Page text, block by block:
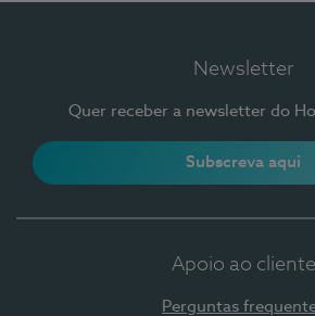
Newsletter
Quer receber a newsletter do
Subscreva aqui
Apoio ao cliente
Perguntas